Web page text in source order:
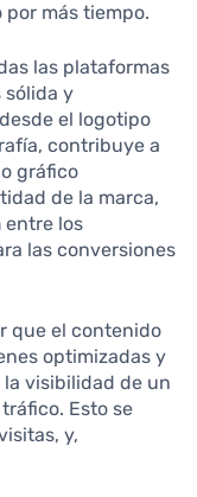
más tiempo.
las plataformas
sólida y
el logotipo
contribuye a
gráfico
de la marca,
entre los
las conversiones
que el contenido
optimizadas y
visibilidad de un
Esto se
y,